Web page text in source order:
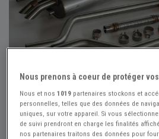
Réf : A306384 Actualisée le : 14/07/2026
Nous prenons à coeur de protéger
Nous et nos1019 partenaires stockons et
personnelles, telles que des données de
uniques, sur votre appareil. Si vous
de suivi prendront en charge les finalités
nos partenaires traitons des données pour